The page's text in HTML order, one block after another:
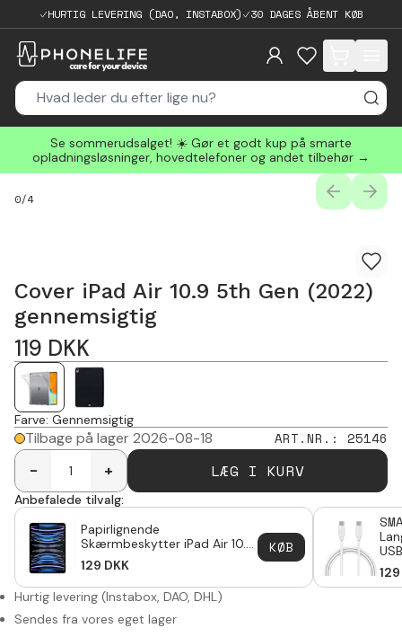
HURTIG LEVERING (DAO, INSTABOX) 30 DAGES ÅBENT KØB
items in cart,
Se sommerudsalget! ☀️ Gør et godt kup på smarte
opladningsløsninger, hovedtelefoner og andet tilbehør →
0/4
Cover iPad Air 10.9 5th Gen (2022)
gennemsigtig
119 DKK
Farve: Gennemsigtig
Tilbage på lager 2026-08-18 ART.NR. : 25146
-
+ LÆG I KURV
Anbefalede tilvalg:
Papirlignende
Skærmbeskytter iPad Air 10.9
5th Gen (2022)
129 DKK
KØB
129
Hurtig levering (Instabox, DAO, DHL)
Sendes fra vores eget lager